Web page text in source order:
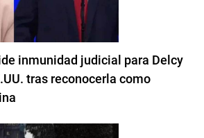
inmunidad judicial para Delcy
tras reconocerla como